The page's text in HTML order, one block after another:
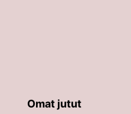
ylös ja alas ja
Omat jutut